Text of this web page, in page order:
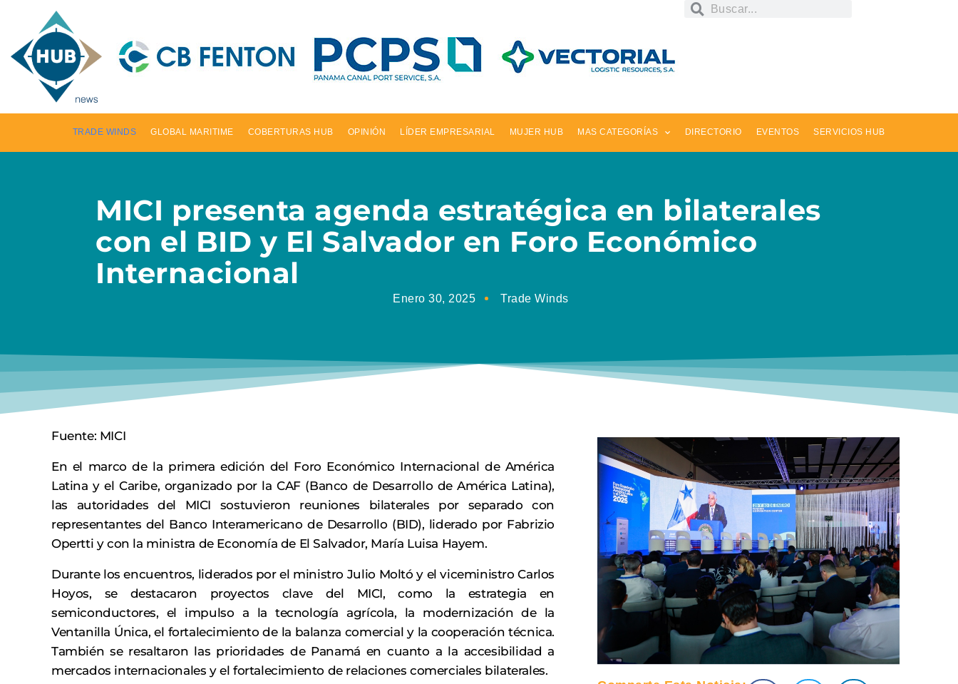
TRADE WINDS GLOBAL MARITIME COBERTURAS HUB OPINIÓN LÍDER EMPRESARIAL MUJER HUB MAS CATEGORÍAS DIRECTORIO EVENTOS SERVICIOS HUB
MICI presenta agenda estratégica en bilaterales
con el BID y El Salvador en Foro Económico
Internacional
Enero 30, 2025 Trade Winds
Fuente: MICI
En el marco de la primera edición del Foro Económico Internacional de América
Latina y el Caribe, organizado por la CAF (Banco de Desarrollo de América Latina),
las autoridades del MICI sostuvieron reuniones bilaterales por separado con
representantes del Banco Interamericano de Desarrollo (BID), liderado por Fabrizio
Opertti y con la ministra de Economía de El Salvador, María Luisa Hayem.
Durante los encuentros, liderados por el ministro Julio Moltó y el viceministro Carlos
Hoyos, se destacaron proyectos clave del MICI, como la estrategia en
semiconductores, el impulso a la tecnología agrícola, la modernización de la
Ventanilla Única, el fortalecimiento de la balanza comercial y la cooperación técnica.
También se resaltaron las prioridades de Panamá en cuanto a la accesibilidad a
mercados internacionales y el fortalecimiento de relaciones comerciales bilaterales.